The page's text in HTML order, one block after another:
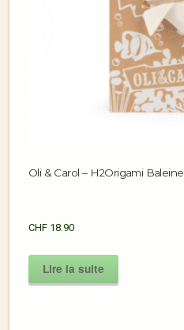
Oli & Carol – H2Origami Baleine
CHF 18.90
Lire la suite